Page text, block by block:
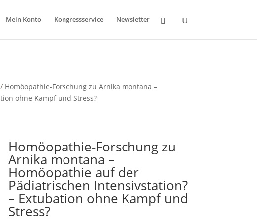
Mein Konto Kongressservice Newsletter
Homöopathie-Forschung zu Arnika montana –
ohne Kampf und Stress?
Homöopathie-Forschung zu
Arnika montana –
Homöopathie auf der
Pädiatrischen Intensivstation?
– Extubation ohne Kampf und
Stress?